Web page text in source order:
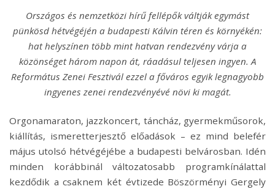
Országos és nemzetközi hírű fellépők váltják egymást
pünkösd hétvégéjén a budapesti Kálvin téren és környékén:
hat helyszínen több mint hatvan rendezvény várja a
közönséget három napon át, ráadásul teljesen ingyen. A
Református Zenei Fesztivál ezzel a főváros egyik legnagyobb
ingyenes zenei rendezvényévé növi ki magát.
Orgonamaraton, jazzkoncert, táncház, gyermekműsorok,
kiállítás, ismeretterjesztő előadások – ez mind belefér
május utolsó hétvégéjébe a budapesti belvárosban. Idén
minden korábbinál változatosabb programkínálattal
kezdődik a csaknem két évtizede Böszörményi Gergely